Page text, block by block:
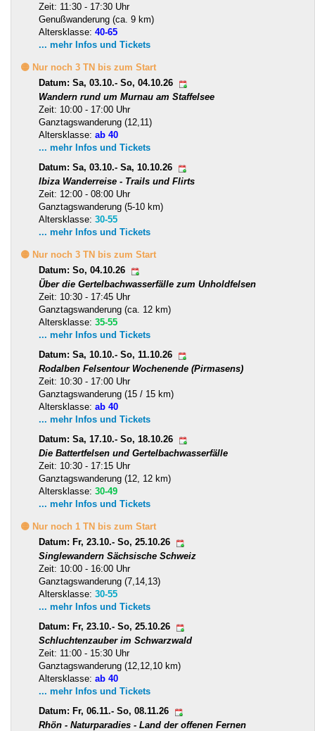
Zeit: 11:30 - 17:30 Uhr
Genußwanderung (ca. 9 km)
Altersklasse: 40-65
... mehr Infos und Tickets
🟡 Nur noch 3 TN bis zum Start
Datum: Sa, 03.10.- So, 04.10.26
Wandern rund um Murnau am Staffelsee
Zeit: 10:00 - 17:00 Uhr
Ganztagswanderung (12,11)
Altersklasse: ab 40
... mehr Infos und Tickets
Datum: Sa, 03.10.- Sa, 10.10.26
Ibiza Wanderreise - Trails und Flirts
Zeit: 12:00 - 08:00 Uhr
Ganztagswanderung (5-10 km)
Altersklasse: 30-55
... mehr Infos und Tickets
🟡 Nur noch 3 TN bis zum Start
Datum: So, 04.10.26
Über die Gertelbachwasserfälle zum Unholdfelsen
Zeit: 10:30 - 17:45 Uhr
Ganztagswanderung (ca. 12 km)
Altersklasse: 35-55
... mehr Infos und Tickets
Datum: Sa, 10.10.- So, 11.10.26
Rodalben Felsentour Wochenende (Pirmasens)
Zeit: 10:30 - 17:00 Uhr
Ganztagswanderung (15 / 15 km)
Altersklasse: ab 40
... mehr Infos und Tickets
Datum: Sa, 17.10.- So, 18.10.26
Die Battertfelsen und Gertelbachwasserfälle
Zeit: 10:30 - 17:15 Uhr
Ganztagswanderung (12, 12 km)
Altersklasse: 30-49
... mehr Infos und Tickets
🟡 Nur noch 1 TN bis zum Start
Datum: Fr, 23.10.- So, 25.10.26
Singlewandern Sächsische Schweiz
Zeit: 10:00 - 16:00 Uhr
Ganztagswanderung (7,14,13)
Altersklasse: 30-55
... mehr Infos und Tickets
Datum: Fr, 23.10.- So, 25.10.26
Schluchtenzauber im Schwarzwald
Zeit: 11:00 - 15:30 Uhr
Ganztagswanderung (12,12,10 km)
Altersklasse: ab 40
... mehr Infos und Tickets
Datum: Fr, 06.11.- So, 08.11.26
Rhön - Naturparadies - Land der offenen Fernen